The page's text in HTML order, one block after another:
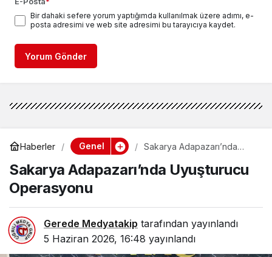
Bir dahaki sefere yorum yaptığımda kullanılmak üzere adımı, e-
posta adresimi ve web site adresimi bu tarayıcıya kaydet.
Yorum Gönder
Haberler Genel
Sakarya Adapazarı’nda
Sakarya Adapazarı’nda Uyuşturucu
Operasyonu
Gerede Medyatakip tarafından yayınlandı
5 Haziran 2026, 16:48 yayınlandı